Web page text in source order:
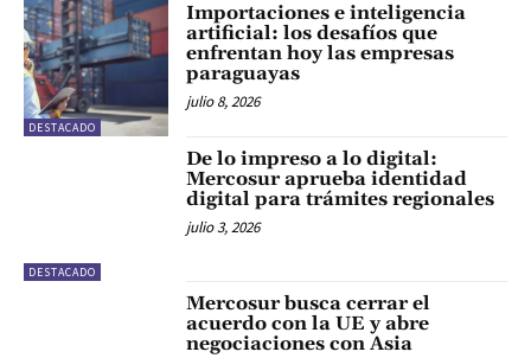
DESTACADO
Importaciones e inteligencia
artificial: los desafíos que
enfrentan hoy las empresas
paraguayas
julio 8, 2026
DESTACADO
De lo impreso a lo digital:
Mercosur aprueba identidad
digital para trámites regionales
julio 3, 2026
Mercosur busca cerrar el
acuerdo con la UE y abre
negociaciones con Asia